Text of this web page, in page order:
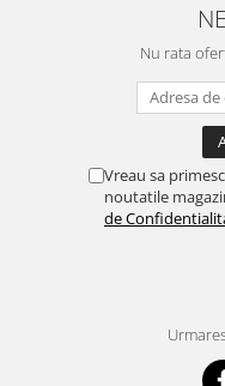
Nu rata
Vreau sa
noutatile
de